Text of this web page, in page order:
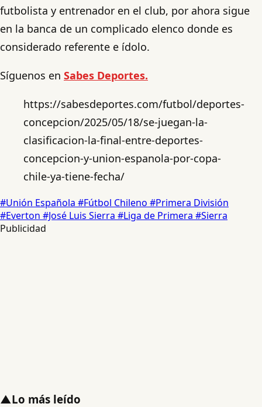
futbolista y entrenador en el club, por ahora sigue
en la banca de un complicado elenco donde es
considerado referente e ídolo.
Síguenos en Sabes Deportes.
https://sabesdeportes.com/futbol/deportes-
concepcion/2025/05/18/se-juegan-la-
clasificacion-la-final-entre-deportes-
concepcion-y-union-espanola-por-copa-
chile-ya-tiene-fecha/
#Unión Española #Fútbol Chileno #Primera División
#Everton #José Luis Sierra #Liga de Primera #Sierra
Publicidad
▲Lo más leído